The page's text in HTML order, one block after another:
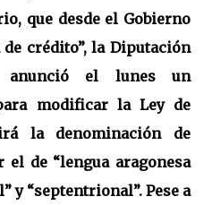
que desde el Gobierno
crédito”, la Diputación
anunció el lunes un
modificar la Ley de
la denominación de
el de “lengua aragonesa
y “septentrional”. Pese a